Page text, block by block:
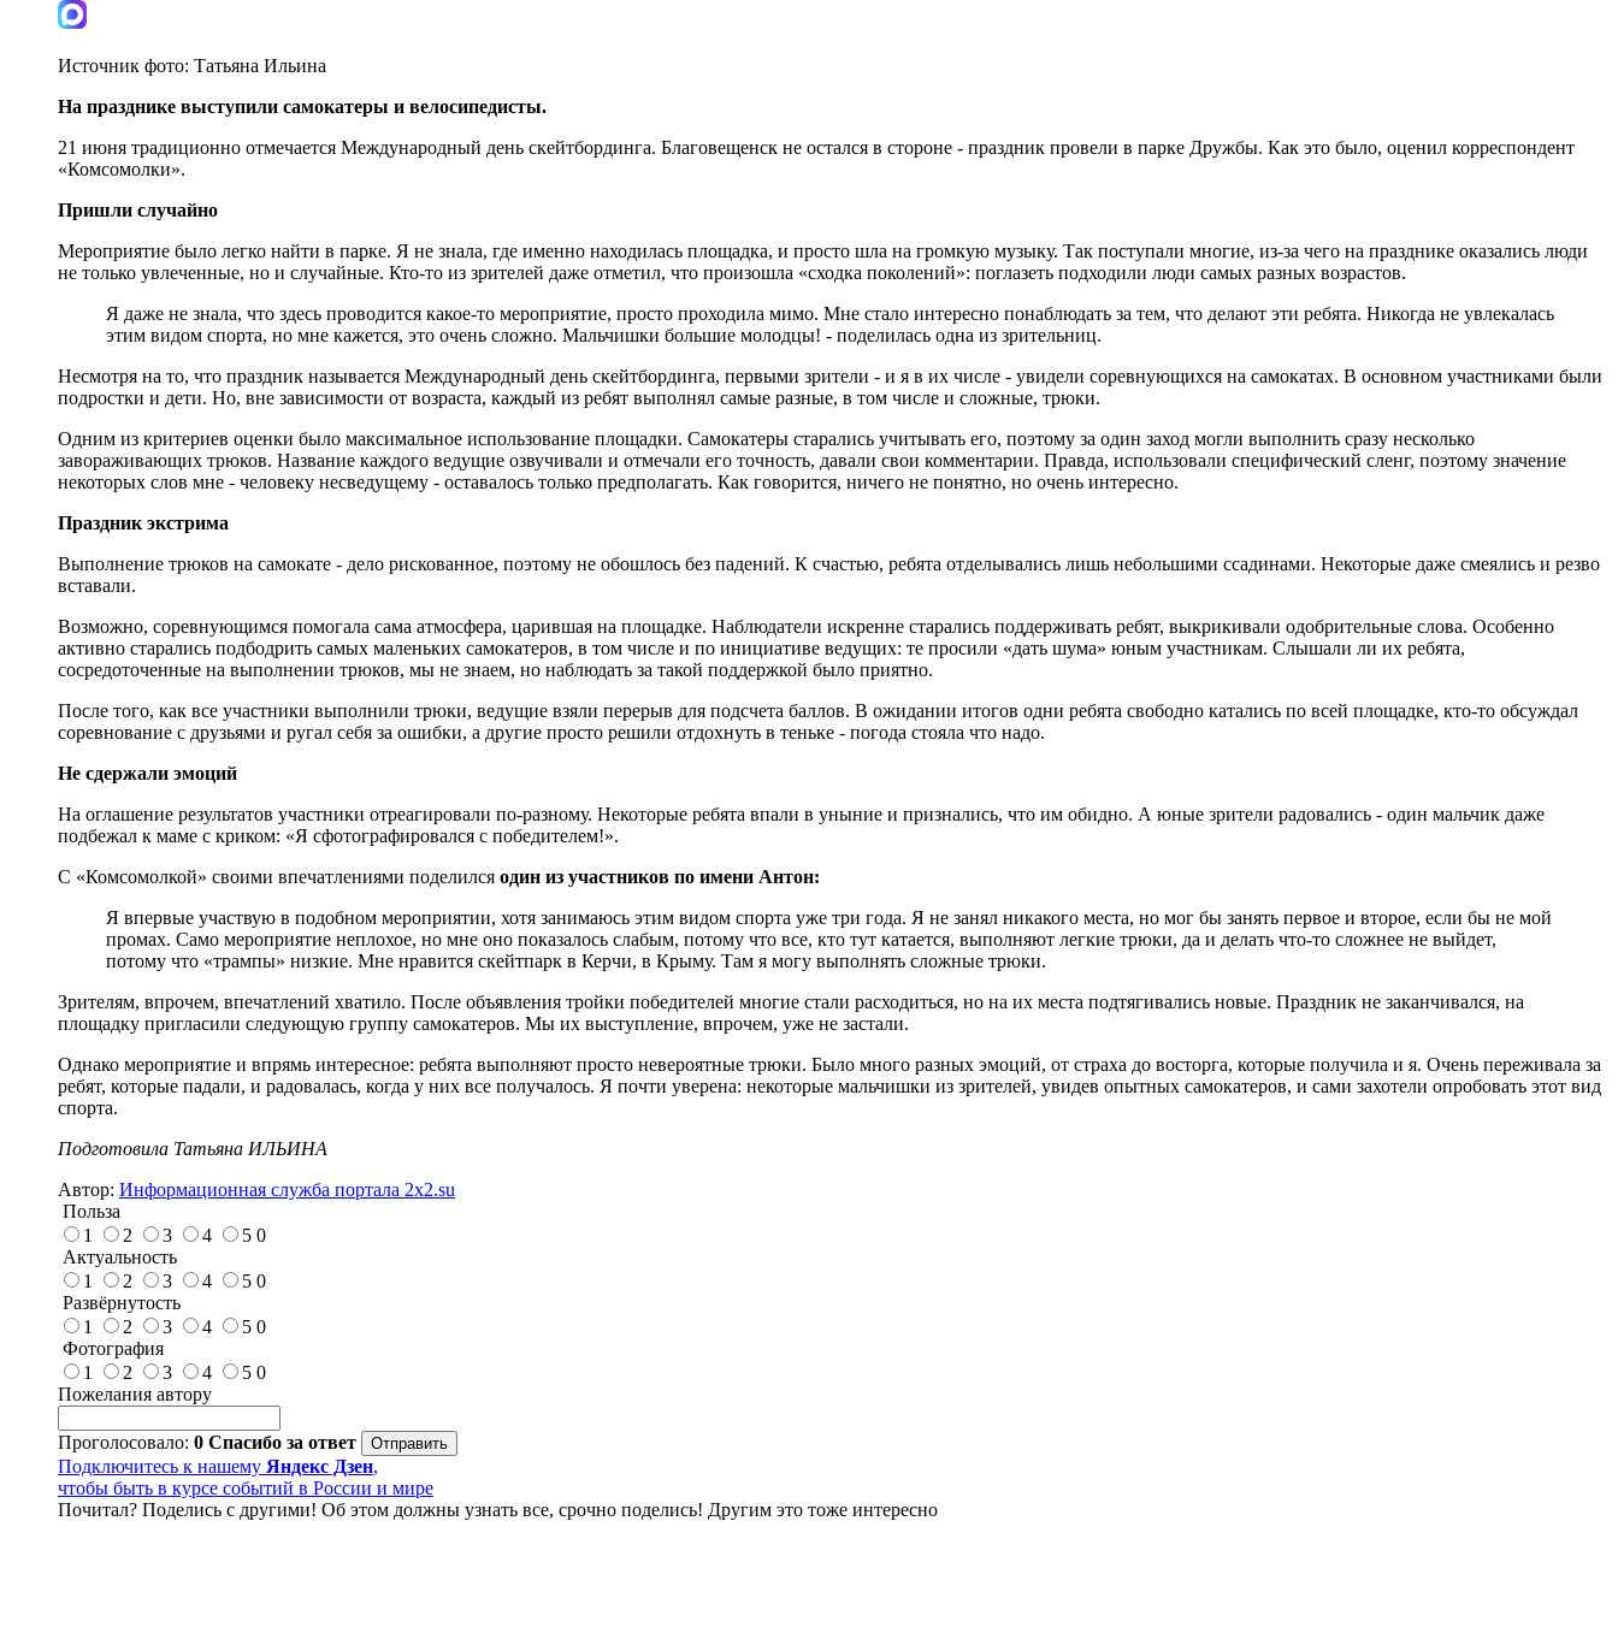
Источник фото: Татьяна Ильина
На празднике выступили самокатеры и велосипедисты.
21 июня традиционно отмечается Международный день скейтбординга. Благовещенск не остался в стороне - праздник провели в парке Дружбы. Как это было, оценил корреспондент
«Комсомолки».
Пришли случайно
Мероприятие было легко найти в парке. Я не знала, где именно находилась площадка, и просто шла на громкую музыку. Так поступали многие, из-за чего на празднике оказались люди
не только увлеченные, но и случайные. Кто-то из зрителей даже отметил, что произошла «сходка поколений»: поглазеть подходили люди самых разных возрастов.
Я даже не знала, что здесь проводится какое-то мероприятие, просто проходила мимо. Мне стало интересно понаблюдать за тем, что делают эти ребята. Никогда не увлекалась
этим видом спорта, но мне кажется, это очень сложно. Мальчишки большие молодцы! - поделилась одна из зрительниц.
Несмотря на то, что праздник называется Международный день скейтбординга, первыми зрители - и я в их числе - увидели соревнующихся на самокатах. В основном участниками были
подростки и дети. Но, вне зависимости от возраста, каждый из ребят выполнял самые разные, в том числе и сложные, трюки.
Одним из критериев оценки было максимальное использование площадки. Самокатеры старались учитывать его, поэтому за один заход могли выполнить сразу несколько
завораживающих трюков. Название каждого ведущие озвучивали и отмечали его точность, давали свои комментарии. Правда, использовали специфический сленг, поэтому значение
некоторых слов мне - человеку несведущему - оставалось только предполагать. Как говорится, ничего не понятно, но очень интересно.
Праздник экстрима
Выполнение трюков на самокате - дело рискованное, поэтому не обошлось без падений. К счастью, ребята отделывались лишь небольшими ссадинами. Некоторые даже смеялись и резво
вставали.
Возможно, соревнующимся помогала сама атмосфера, царившая на площадке. Наблюдатели искренне старались поддерживать ребят, выкрикивали одобрительные слова. Особенно
активно старались подбодрить самых маленьких самокатеров, в том числе и по инициативе ведущих: те просили «дать шума» юным участникам. Слышали ли их ребята,
сосредоточенные на выполнении трюков, мы не знаем, но наблюдать за такой поддержкой было приятно.
После того, как все участники выполнили трюки, ведущие взяли перерыв для подсчета баллов. В ожидании итогов одни ребята свободно катались по всей площадке, кто-то обсуждал
соревнование с друзьями и ругал себя за ошибки, а другие просто решили отдохнуть в теньке - погода стояла что надо.
Не сдержали эмоций
На оглашение результатов участники отреагировали по-разному. Некоторые ребята впали в уныние и признались, что им обидно. А юные зрители радовались - один мальчик даже
подбежал к маме с криком: «Я сфотографировался с победителем!».
С «Комсомолкой» своими впечатлениями поделился один из участников по имени Антон:
Я впервые участвую в подобном мероприятии, хотя занимаюсь этим видом спорта уже три года. Я не занял никакого места, но мог бы занять первое и второе, если бы не мой
промах. Само мероприятие неплохое, но мне оно показалось слабым, потому что все, кто тут катается, выполняют легкие трюки, да и делать что-то сложнее не выйдет,
потому что «трампы» низкие. Мне нравится скейтпарк в Керчи, в Крыму. Там я могу выполнять сложные трюки.
Зрителям, впрочем, впечатлений хватило. После объявления тройки победителей многие стали расходиться, но на их места подтягивались новые. Праздник не заканчивался, на
площадку пригласили следующую группу самокатеров. Мы их выступление, впрочем, уже не застали.
Однако мероприятие и впрямь интересное: ребята выполняют просто невероятные трюки. Было много разных эмоций, от страха до восторга, которые получила и я. Очень переживала за
ребят, которые падали, и радовалась, когда у них все получалось. Я почти уверена: некоторые мальчишки из зрителей, увидев опытных самокатеров, и сами захотели опробовать этот вид
спорта.
Подготовила Татьяна ИЛЬИНА
Автор: Информационная служба портала 2x2.su
Польза
1
2 3 4 5 0
Актуальность
1
2 3 4 5 0
Развёрнутость
1
2 3 4 5 0
Фотография
1
2 3 4 5 0
Пожелания автору
Проголосовало: 0 Спасибо за ответ
Подключитесь к нашему Яндекс Дзен,
чтобы быть в курсе событий в России и мире
Почитал? Поделись с другими! Об этом должны узнать все, срочно поделись! Другим это тоже интересно